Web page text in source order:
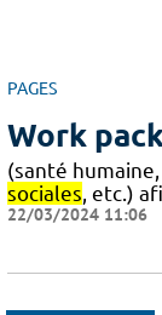
PAGES
Work
(santé
sociales, etc.)
22/03/2024 11:06